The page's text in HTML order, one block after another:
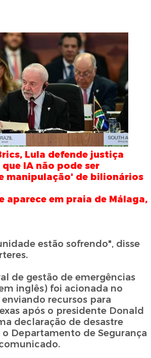
Lula defende justiça
IA não pode ser
manipulação' de bilionários
aparece em praia de Málaga,
estão sofrendo", disse
de gestão de emergências
inglês) foi acionada no
recursos para
após o presidente Donald
declaração de desastre
Departamento de Segurança